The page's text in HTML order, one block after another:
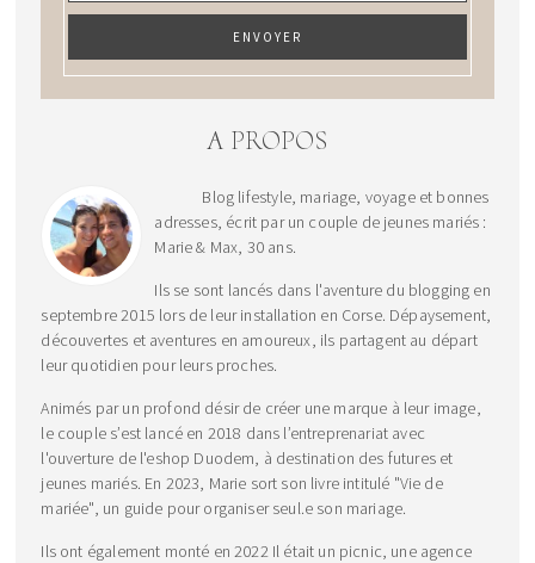
A PROPOS
Blog lifestyle, mariage, voyage et bonnes
adresses, écrit par un couple de jeunes mariés :
Marie & Max, 30 ans.
Ils se sont lancés dans l'aventure du blogging en
septembre 2015 lors de leur installation en Corse. Dépaysement,
découvertes et aventures en amoureux, ils partagent au départ
leur quotidien pour leurs proches.
Animés par un profond désir de créer une marque à leur image,
le couple s’est lancé en 2018 dans l’entreprenariat avec
l'ouverture de l'eshop Duodem, à destination des futures et
jeunes mariés. En 2023, Marie sort son livre intitulé "Vie de
mariée", un guide pour organiser seul.e son mariage.
Ils ont également monté en 2022 Il était un picnic, une agence